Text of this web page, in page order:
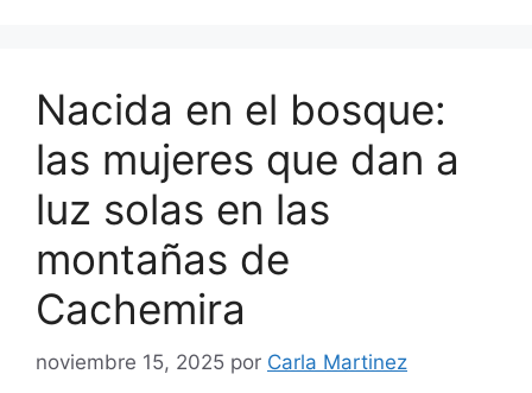
Nacida en el bosque:
las mujeres que dan a
luz solas en las
montañas de
Cachemira
noviembre 15, 2025 por Carla Martinez